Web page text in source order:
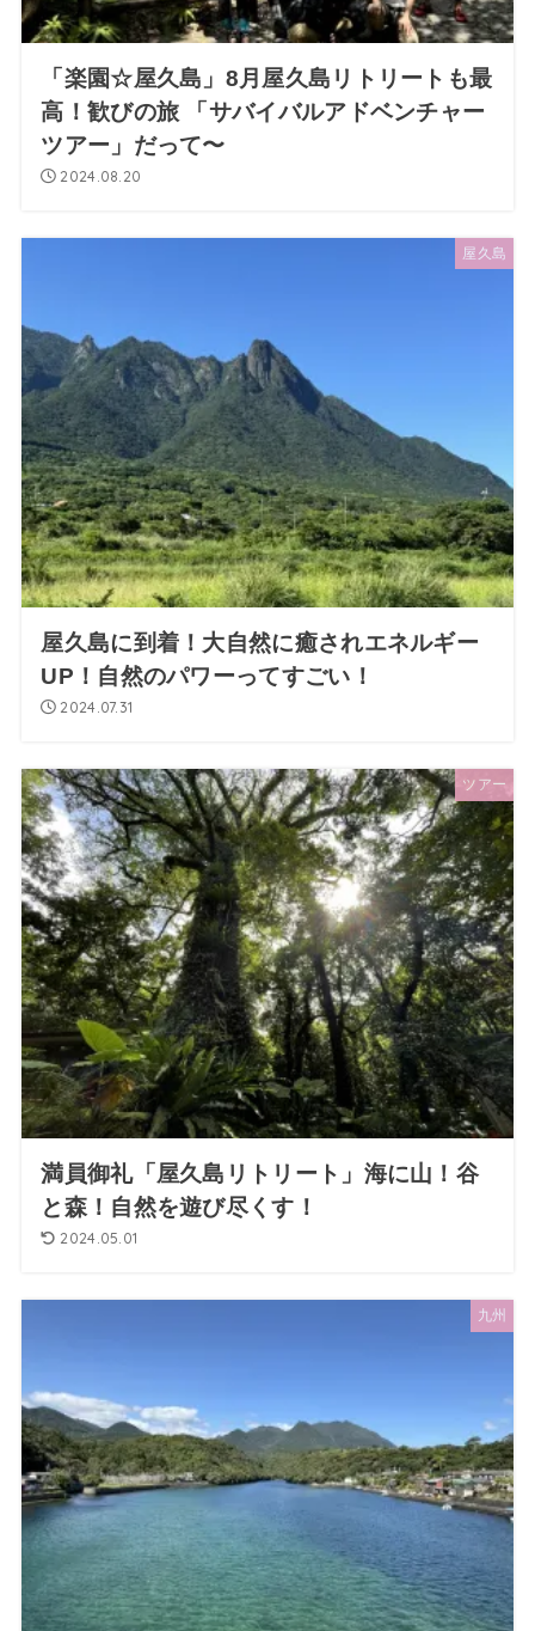
「楽園☆屋久島」8月屋久島リトリートも最
高！歓びの旅 「サバイバルアドベンチャー
ツアー」だって〜
2024.08.20
屋久島
屋久島に到着！大自然に癒されエネルギー
UP！自然のパワーってすごい！
2024.07.31
ツアー
満員御礼「屋久島リトリート」海に山！谷
と森！自然を遊び尽くす！
2024.05.01
九州